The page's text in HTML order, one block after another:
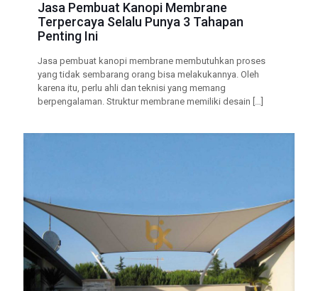
Jasa Pembuat Kanopi Membrane
Terpercaya Selalu Punya 3 Tahapan
Penting Ini
Jasa pembuat kanopi membrane membutuhkan proses
yang tidak sembarang orang bisa melakukannya. Oleh
karena itu, perlu ahli dan teknisi yang memang
berpengalaman. Struktur membrane memiliki desain […]